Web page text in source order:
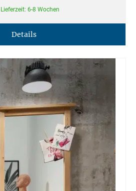
Lieferzeit: 6-8 Wochen
Details